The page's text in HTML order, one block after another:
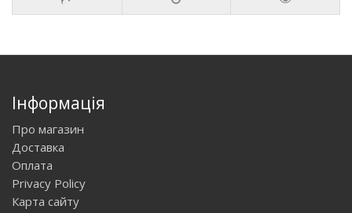
Інформація
Про магазин
Доставка
Оплата
Privacy Policy
Карта сайту